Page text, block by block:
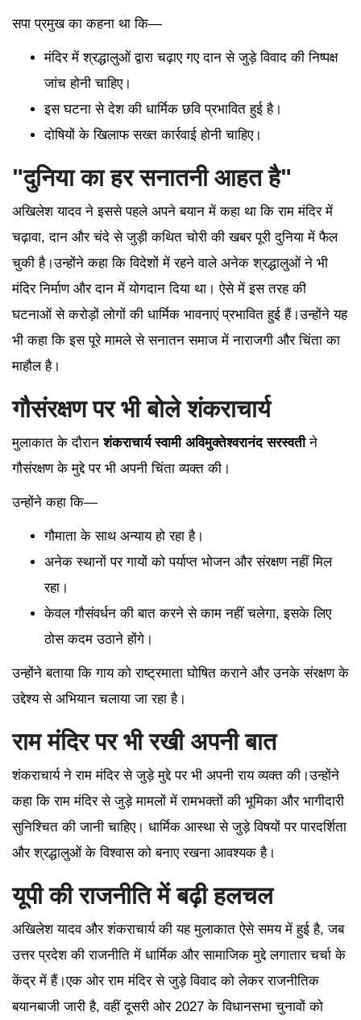
सपा प्रमुख का कहना था कि—
मंदिर में श्रद्धालुओं द्वारा चढ़ाए गए दान से जुड़े विवाद की निष्पक्ष
जांच होनी चाहिए।
इस घटना से देश की धार्मिक छवि प्रभावित हुई है।
दोषियों के खिलाफ सख्त कार्रवाई होनी चाहिए।
"दुनिया का हर सनातनी आहत है"
अखिलेश यादव ने इससे पहले अपने बयान में कहा था कि राम मंदिर में
चढ़ावा, दान और चंदे से जुड़ी कथित चोरी की खबर पूरी दुनिया में फैल
चुकी है।उन्होंने कहा कि विदेशों में रहने वाले अनेक श्रद्धालुओं ने भी
मंदिर निर्माण और दान में योगदान दिया था। ऐसे में इस तरह की
घटनाओं से करोड़ों लोगों की धार्मिक भावनाएं प्रभावित हुई हैं।उन्होंने यह
भी कहा कि इस पूरे मामले से सनातन समाज में नाराजगी और चिंता का
माहौल है।
गौसंरक्षण पर भी बोले शंकराचार्य
मुलाकात के दौरानशंकराचार्य स्वामी अविमुक्तेश्वरानंद सरस्वतीने
गौसंरक्षण के मुद्दे पर भी अपनी चिंता व्यक्त की।
उन्होंने कहा कि—
गौमाता के साथ अन्याय हो रहा है।
अनेक स्थानों पर गायों को पर्याप्त भोजन और संरक्षण नहीं मिल
रहा।
केवल गौसंवर्धन की बात करने से काम नहीं चलेगा, इसके लिए
ठोस कदम उठाने होंगे।
उन्होंने बताया कि गाय को राष्ट्रमाता घोषित कराने और उनके संरक्षण के
उद्देश्य से अभियान चलाया जा रहा है।
राम मंदिर पर भी रखी अपनी बात
शंकराचार्य ने राम मंदिर से जुड़े मुद्दे पर भी अपनी राय व्यक्त की।उन्होंने
कहा कि राम मंदिर से जुड़े मामलों में रामभक्तों की भूमिका और भागीदारी
सुनिश्चित की जानी चाहिए। धार्मिक आस्था से जुड़े विषयों पर पारदर्शिता
और श्रद्धालुओं के विश्वास को बनाए रखना आवश्यक है।
यूपी की राजनीति में बढ़ी हलचल
अखिलेश यादव और शंकराचार्य की यह मुलाकात ऐसे समय में हुई है, जब
उत्तर प्रदेश की राजनीति में धार्मिक और सामाजिक मुद्दे लगातार चर्चा के
केंद्र में हैं।एक ओर राम मंदिर से जुड़े विवाद को लेकर राजनीतिक
बयानबाजी जारी है, वहीं दूसरी ओर 2027 के विधानसभा चुनावों को